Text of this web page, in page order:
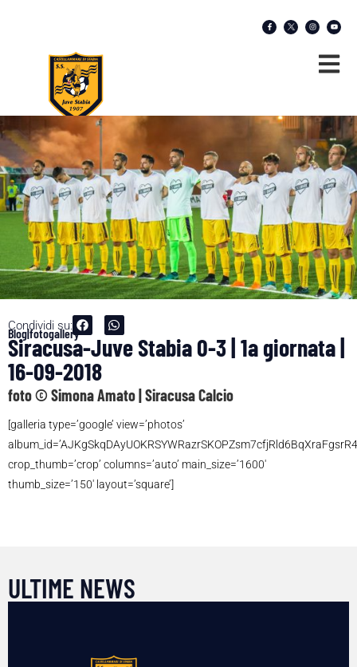
Condividi su:
Blog|fotogallery
Siracusa-Juve Stabia 0-3 | 1a giornata |
16-09-2018
foto © Simona Amato | Siracusa Calcio
[galleria type=’google’ view=’photos’
crop_thumb=’crop’ columns=’auto’ main_size=’1600′
thumb_size=’150′ layout=’square’]
ULTIME NEWS